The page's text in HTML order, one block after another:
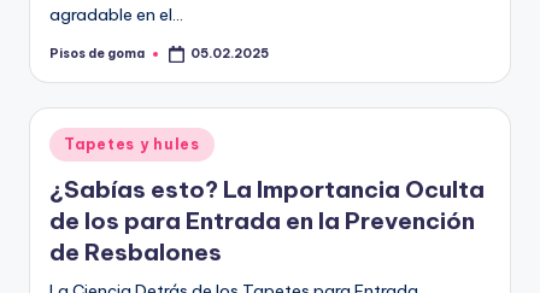
agradable en el…
Publicado
Pisos de goma 05.02.2025
Publicado
en
Tapetes y hules
¿Sabías esto? La Importancia Oculta
de los para Entrada en la Prevención
de Resbalones